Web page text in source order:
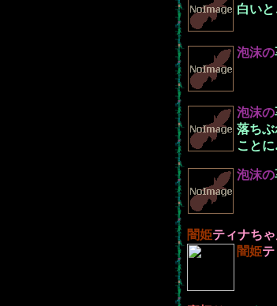
白い
泡沫の
泡沫の
落ち
ことに
泡沫の
闇姫ティナち
闇姫